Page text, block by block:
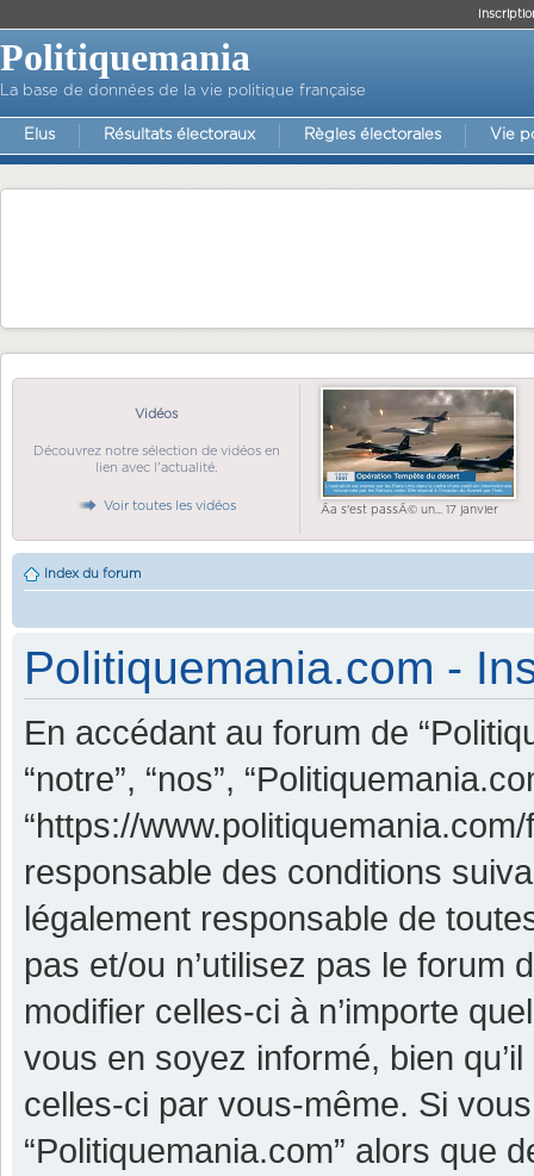
Politiquemania
La base de données de la vie politique française
Elus Résultats électoraux Règles électorales Vie
Vidéos
Découvrez notre sélection de vidéos en
lien avec l'actualité.
Voir toutes les vidéos Ãa s'est passÃ© un... 17 janvier
Index du forum
Politiquemania.com -
En accédant au forum de
“notre”, “nos”,
“https://
responsable des conditions
légalement responsable de
pas et/ou n’utilisez pas le forum
modifier celles-ci à n’importe
vous en soyez informé, bien
celles-ci par vous-même. Si
“Politiquemania.com” alors que